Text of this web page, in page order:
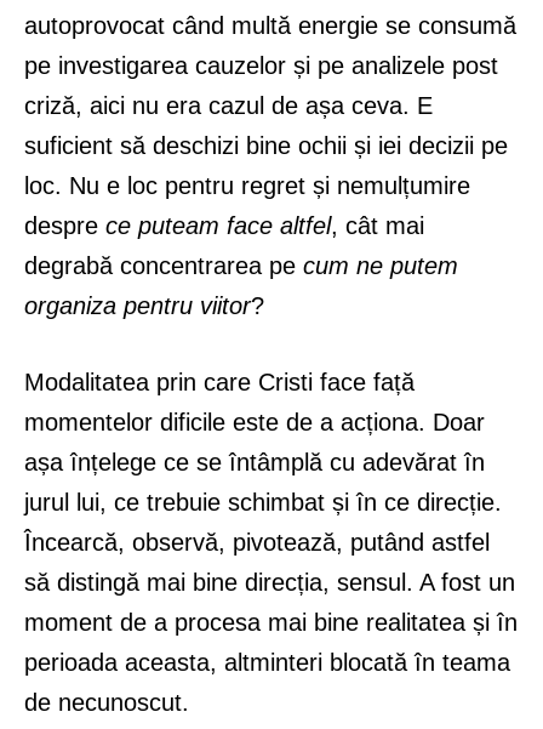
autoprovocat când multă energie se consumă
pe investigarea cauzelor și pe analizele post
criză, aici nu era cazul de așa ceva. E
suficient să deschizi bine ochii și iei decizii pe
loc. Nu e loc pentru regret și nemulțumire
despre ce puteam face altfel, cât mai
degrabă concentrarea pe cum ne putem
organiza pentru viitor?
Modalitatea prin care Cristi face față
momentelor dificile este de a acționa. Doar
așa înțelege ce se întâmplă cu adevărat în
jurul lui, ce trebuie schimbat și în ce direcție.
Încearcă, observă, pivotează, putând astfel
să distingă mai bine direcția, sensul. A fost un
moment de a procesa mai bine realitatea și în
perioada aceasta, altminteri blocată în teama
de necunoscut.